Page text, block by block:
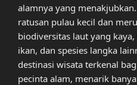
alamnya yang
ratusan pulau kecil dan
biodiversitas laut yang
ikan, dan spesies langka
destinasi wisata terkenal
pecinta alam, menarik